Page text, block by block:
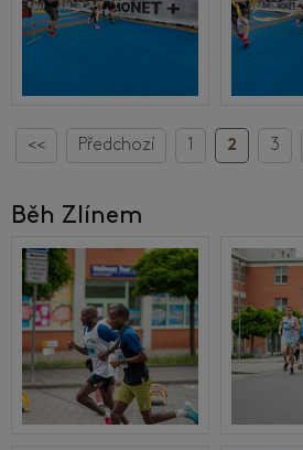
<< Předchozí 1 2 3
Běh Zlínem